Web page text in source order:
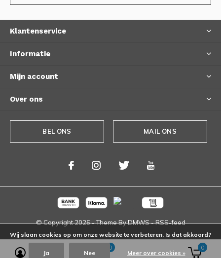
Klantenservice
Informatie
Mijn account
Over ons
BEL ONS MAIL ONS
© Copyright2026- Theme ByDMWS-RSS-feed
0 0
Wij slaan cookies op om onze website te verbeteren. Is dat akkoord?
Ja Nee Meer over cookies »